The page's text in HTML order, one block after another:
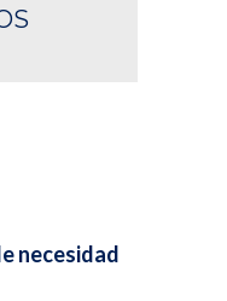
necesidad